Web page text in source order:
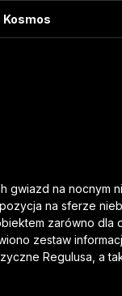
Kosmos
gwiazd na nocnym
na sferze
zarówno dla
zestaw
Regulusa, a